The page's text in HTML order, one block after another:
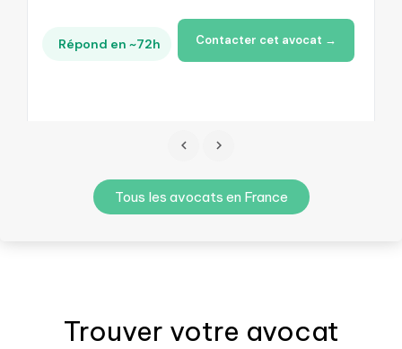
Répond en ~72h Contacter cet avocat →
Tous les avocats en France
Trouver votre avocat